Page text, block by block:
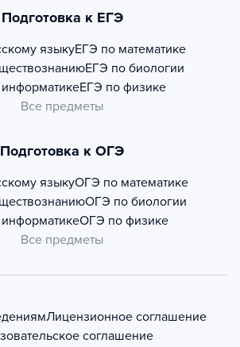
Подготовка к ЕГЭ
языкуЕГЭ по математике
ЕГЭ по биологии
ЕГЭ по физике
Все предметы
Подготовка к ОГЭ
языкуОГЭ по математике
ОГЭ по биологии
ОГЭ по физике
Все предметы
Лицензионное соглашение
соглашение